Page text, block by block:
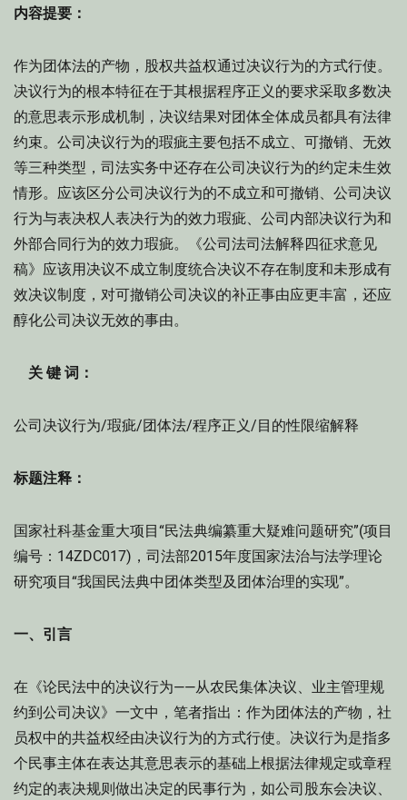
内容提要：
作为团体法的产物，股权共益权通过决议行为的方式行使。
决议行为的根本特征在于其根据程序正义的要求采取多数决
的意思表示形成机制，决议结果对团体全体成员都具有法律
约束。公司决议行为的瑕疵主要包括不成立、可撤销、无效
等三种类型，司法实务中还存在公司决议行为的约定未生效
情形。应该区分公司决议行为的不成立和可撤销、公司决议
行为与表决权人表决行为的效力瑕疵、公司内部决议行为和
外部合同行为的效力瑕疵。《公司法司法解释四征求意见
稿》应该用决议不成立制度统合决议不存在制度和未形成有
效决议制度，对可撤销公司决议的补正事由应更丰富，还应
醇化公司决议无效的事由。
关 键 词：
公司决议行为/瑕疵/团体法/程序正义/目的性限缩解释
标题注释：
国家社科基金重大项目“民法典编纂重大疑难问题研究”(项目
编号：14ZDC017)，司法部2015年度国家法治与法学理论
研究项目“我国民法典中团体类型及团体治理的实现”。
一、引言
在《论民法中的决议行为——从农民集体决议、业主管理规
约到公司决议》一文中，笔者指出：作为团体法的产物，社
员权中的共益权经由决议行为的方式行使。决议行为是指多
个民事主体在表达其意思表示的基础上根据法律规定或章程
约定的表决规则做出决定的民事行为，如公司股东会决议、